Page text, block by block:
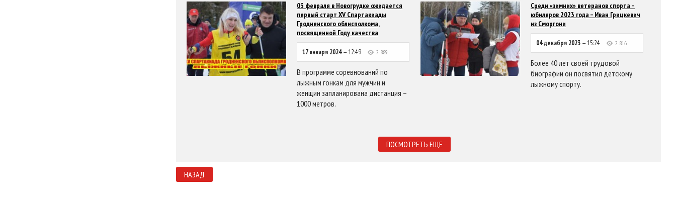
03 февраля в Новогрудке ожидается
первый старт XV Спартакиады
Гродненского облисполкома,
посвященной Году качества
17 января 2024— 12:49 2 889
В программе соревнований по
лыжным гонкам для мужчин и
женщин запланирована дистанция –
1000 метров.
Среди «зимних» ветеранов спорта –
юбиляров 2023 года – Иван Грицкевич
из Сморгони
04 декабря 2023— 15:24 2 816
Более 40 лет своей трудовой
биографии он посвятил детскому
лыжному спорту.
ПОСМОТРЕТЬ ЕЩЕ
НАЗАД